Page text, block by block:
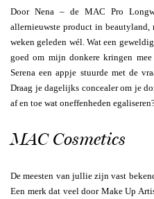
Door Nena – de MAC Pro
allernieuwste product in
weken geleden wél. Wat een
goed om mijn donkere kringen
Serena een appje stuurde met de
Draag je dagelijks concealer om je
af en toe wat oneffenheden
MAC Cosmetics
De meesten van jullie zijn vast
Een merk dat veel door Make Up